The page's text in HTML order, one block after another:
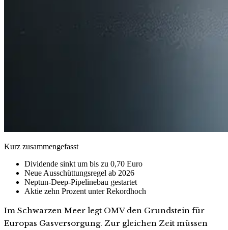
Kurz zusammengefasst
Dividende sinkt um bis zu 0,70 Euro
Neue Ausschüttungsregel ab 2026
Neptun-Deep-Pipelinebau gestartet
Aktie zehn Prozent unter Rekordhoch
Im Schwarzen Meer legt OMV den Grundstein für
Europas Gasversorgung. Zur gleichen Zeit müssen